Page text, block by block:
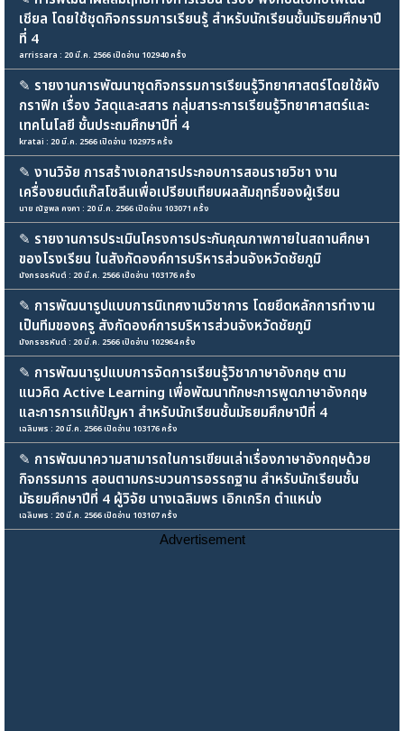
เชียล โดยใช้ชุดกิจกรรมการเรียนรู้ สำหรับนักเรียนชั้นมัธยมศึกษาปี
ที่ 4
arrissara : 20 มี.ค. 2566 เปิดอ่าน 102940 ครั้ง
✎ รายงานการพัฒนาชุดกิจกรรมการเรียนรู้วิทยาศาสตร์โดยใช้ผัง
กราฟิก เรื่อง วัสดุและสสาร กลุ่มสาระการเรียนรู้วิทยาศาสตร์และ
เทคโนโลยี ชั้นประถมศึกษาปีที่ 4
kratai : 20 มี.ค. 2566 เปิดอ่าน 102975 ครั้ง
✎ งานวิจัย การสร้างเอกสารประกอบการสอนรายวิชา งาน
เครื่องยนต์แก๊สโซลีนเพื่อเปรียบเทียบผลสัมฤทธิ์ของผู้เรียน
นาย ณัฐพล คงคา : 20 มี.ค. 2566 เปิดอ่าน 103071 ครั้ง
✎ รายงานการประเมินโครงการประกันคุณภาพภายในสถานศึกษา
ของโรงเรียน ในสังกัดองค์การบริหารส่วนจังหวัดชัยภูมิ
มังกรอรหันต์ : 20 มี.ค. 2566 เปิดอ่าน 103176 ครั้ง
✎ การพัฒนารูปแบบการนิเทศงานวิชาการ โดยยึดหลักการทำงาน
เป็นทีมของครู สังกัดองค์การบริหารส่วนจังหวัดชัยภูมิ
มังกรอรหันต์ : 20 มี.ค. 2566 เปิดอ่าน 102964 ครั้ง
✎ การพัฒนารูปแบบการจัดการเรียนรู้วิชาภาษาอังกฤษ ตาม
แนวคิด Active Learning เพื่อพัฒนาทักษะการพูดภาษาอังกฤษ
และการการแก้ปัญหา สำหรับนักเรียนชั้นมัธยมศึกษาปีที่ 4
เฉลิมพร : 20 มี.ค. 2566 เปิดอ่าน 103176 ครั้ง
✎ การพัฒนาความสามารถในการเขียนเล่าเรื่องภาษาอังกฤษด้วย
กิจกรรมการ สอนตามกระบวนการอรรถฐาน สำหรับนักเรียนชั้น
มัธยมศึกษาปีที่ 4 ผู้วิจัย นางเฉลิมพร เอิกเกริก ตำแหน่ง
เฉลิมพร : 20 มี.ค. 2566 เปิดอ่าน 103107 ครั้ง
Advertisement